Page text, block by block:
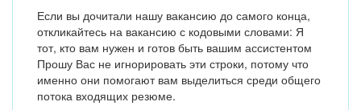
Если вы дочитали нашу вакансию до самого конца,
откликайтесь на вакансию с кодовыми словами: Я
тот, кто вам нужен и готов быть вашим ассистентом
Прошу Вас не игнорировать эти строки, потому что
именно они помогают вам выделиться среди общего
потока входящих резюме.